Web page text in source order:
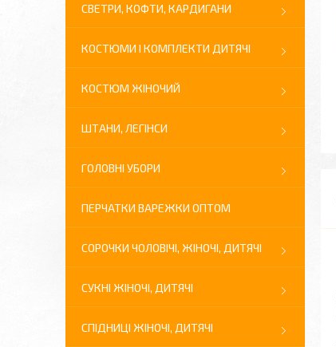
СВЕТРИ, КОФТИ, КАРДИГАНИ
КОСТЮМИ І КОМПЛЕКТИ ДИТЯЧІ
КОСТЮМ ЖІНОЧИЙ
ШТАНИ, ЛЕГІНСИ
ГОЛОВНІ УБОРИ
ПЕРЧАТКИ ВАРЕЖКИ ОПТОМ
СОРОЧКИ ЧОЛОВІЧІ, ЖІНОЧІ, ДИТЯЧІ
СУКНІ ЖІНОЧІ, ДИТЯЧІ
СПІДНИЦІ ЖІНОЧІ, ДИТЯЧІ